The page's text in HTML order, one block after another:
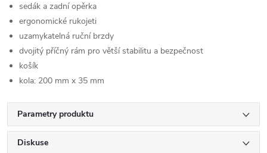
sedák a zadní opěrka
ergonomické rukojeti
uzamykatelná ruční brzdy
dvojitý příčný rám pro větší stabilitu a bezpečnost
košík
kola: 200 mm x 35 mm
Parametry produktu
Diskuse